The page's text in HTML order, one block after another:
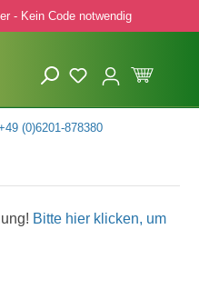
- Kein Code notwendig
(0)6201-878380
Bitte hier klicken, um